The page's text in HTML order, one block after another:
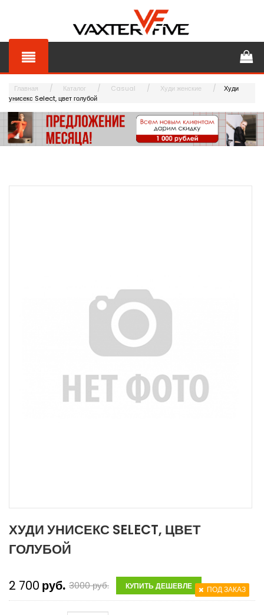
Главная Каталог Casual Худи женские
Худи
унисекс Select, цвет голубой
ХУДИ УНИСЕКС SELECT, ЦВЕТ
ГОЛУБОЙ
2 700 руб. 3000руб. КУПИТЬ ДЕШЕВЛЕ ПОД ЗАКАЗ